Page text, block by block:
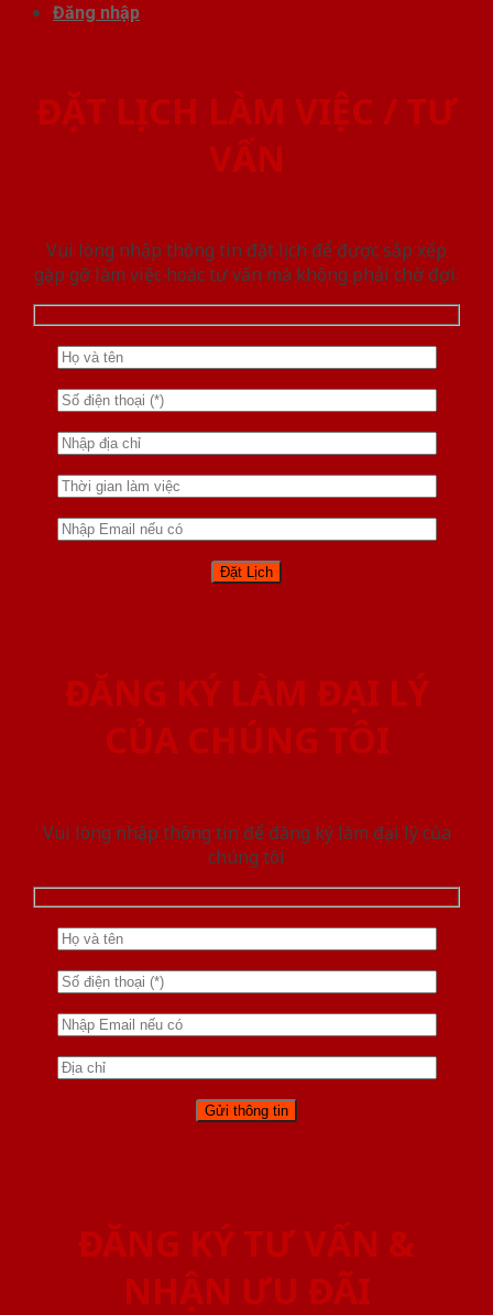
Đăng nhập
ĐẶT LỊCH LÀM VIỆC / TƯ
VẤN
Vui lòng nhập thông tin đặt lịch để được sắp xếp
gặp gỡ làm việc hoăc tư vấn mà không phải chờ đợi.
ĐĂNG KÝ LÀM ĐẠI LÝ
CỦA CHÚNG TÔI
Vui lòng nhập thông tin để đăng ký làm đại lý của
chúng tôi
ĐĂNG KÝ TƯ VẤN &
NHẬN ƯU ĐÃI